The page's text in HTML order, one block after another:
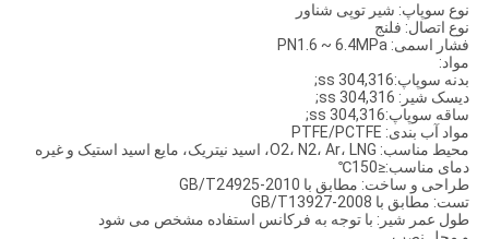
نوع سوپاپ: شیر توپی شناور
نوع اتصال: فلنج
فشار اسمی: PN1.6 ~ 6.4MPa
مواد:
بدنه سوپاپ:ss 304,316;
دیسک شیر: ss 304,316;
ساقه سوپاپ:ss 304,316;
مواد آب بندی: PTFE/PCTFE
محیط مناسب: O2، N2، Ar، LNG، اسید نیتریک، مایع اسید استیک و غیره
دمای مناسب:≤150℃
طراحی و ساخت: مطابق با GB/T24925-2010
تست: مطابق با GB/T13927-2008
طول عمر شیر: با توجه به فرکانس استفاده مشخص می شود